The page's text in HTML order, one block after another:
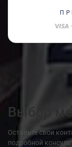
Выбор
Оставьте свои
подробной